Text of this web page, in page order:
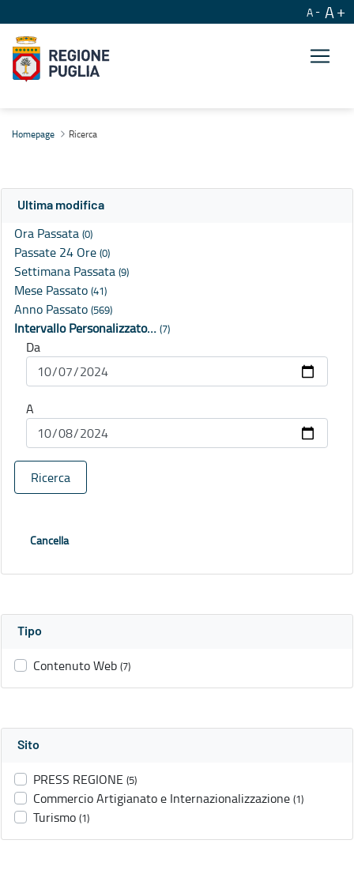
A A
Homepage Ricerca
Ultima modifica
Ora Passata (0)
Passate 24 Ore (0)
Settimana Passata (9)
Mese Passato (41)
Anno Passato (569)
Intervallo Personalizzato… (7)
Da
A
Ricerca
Cancella
Tipo
Contenuto Web (7)
Sito
PRESS REGIONE (5)
Commercio Artigianato e Internazionalizzazione (1)
Turismo (1)